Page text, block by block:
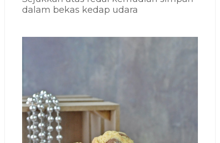
dalam bekas kedap udara